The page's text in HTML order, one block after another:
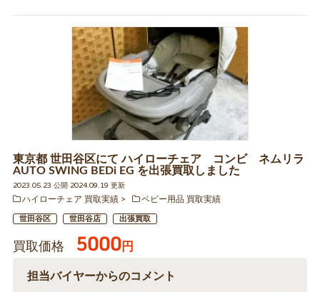
東京都 世田谷区にて ハイローチェア コンビ ネムリラ
AUTO SWING BEDi EG を出張買取しました
2023.05.23 公開 2024.09.19 更新
ハイローチェア 買取実績
ベビー用品 買取実績
世田谷区 世田谷店 出張買取
買取価格 5000円
担当バイヤーからのコメント